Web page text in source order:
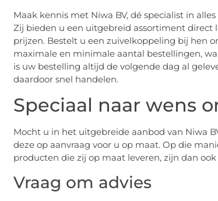
Maak kennis met Niwa BV, dé specialist in
Zij bieden u een uitgebreid assortiment
prijzen. Bestelt u een zuivelkoppeling bij hen
maximale en minimale aantal bestellingen,
is uw bestelling altijd de volgende dag al
daardoor snel handelen.
Speciaal naar wens
Mocht u in het uitgebreide aanbod van Niwa
deze op aanvraag voor u op maat. Op die
producten die zij op maat leveren, zijn dan
Vraag om advies